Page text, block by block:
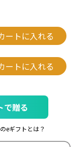
ートに入れる
ートに入れる
で贈る
のeギフトとは？